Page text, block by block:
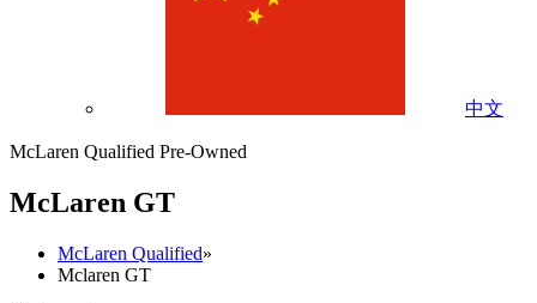
中文
McLaren Qualified Pre-Owned
McLaren GT
McLaren Qualified»
Mclaren GT